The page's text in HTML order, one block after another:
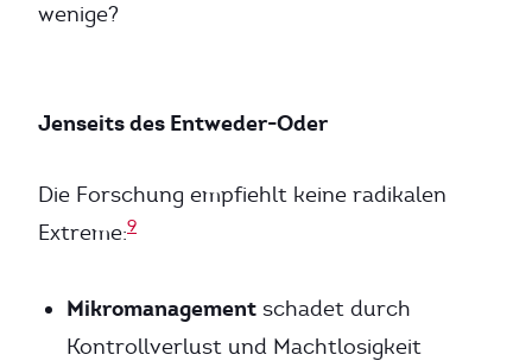
wenige?
Jenseits des Entweder-Oder
Die Forschung empfiehlt keine radikalen
Extreme:9
Mikromanagement schadet durch
Kontrollverlust und Machtlosigkeit